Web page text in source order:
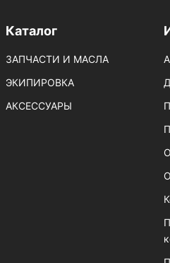
Каталог
ЗАПЧАСТИ И МАСЛА
ЭКИПИРОВКА
АКСЕССУАРЫ